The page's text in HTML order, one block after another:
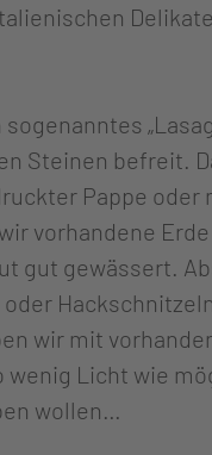
Steinen befreit.
Pappe
vorhandene
gut gewässert.
wir mit
Licht wie
wollen…